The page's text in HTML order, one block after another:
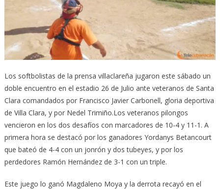
Los softbolistas de la prensa villaclareña jugaron este sábado un
doble encuentro en el estadio 26 de Julio ante veteranos de Santa
Clara comandados por Francisco Javier Carbonell, gloria deportiva
de Villa Clara, y por Nedel Trimiño.Los veteranos pilongos
vencieron en los dos desafíos con marcadores de 10-4 y 11-1. A
primera hora se destacó por los ganadores Yordanys Betancourt
que bateó de 4-4 con un jonrón y dos tubeyes, y por los
perdedores Ramón Hernández de 3-1 con un triple.
Este juego lo ganó Magdaleno Moya y la derrota recayó en el